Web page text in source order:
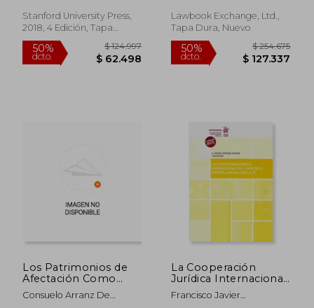
Edition (en Inglés)
Stanford University Press,
2018, 4 Edición, Tapa
Blanda, Nuevo
the Law Center of
New York University,
(19 (en Inglés)
Lawbook Exchange, Ltd.,
Tapa Dura, Nuevo
50%
dcto. $
Los Patrimonios de
Afectación Como
Instrumento de
Gestión y Transmisión
Consuelo Arranz De
La Cooperación
Jurídica Internacional
Civil y Mercantil
Española más Allá de
Francisco Javier